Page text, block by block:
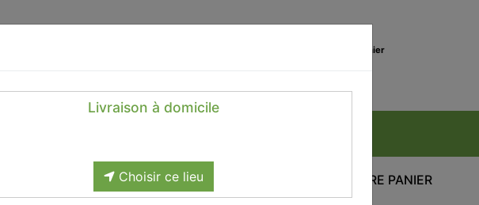
Mon panier
Livraison à domicile
Choisir ce lieu VOTRE PANIER